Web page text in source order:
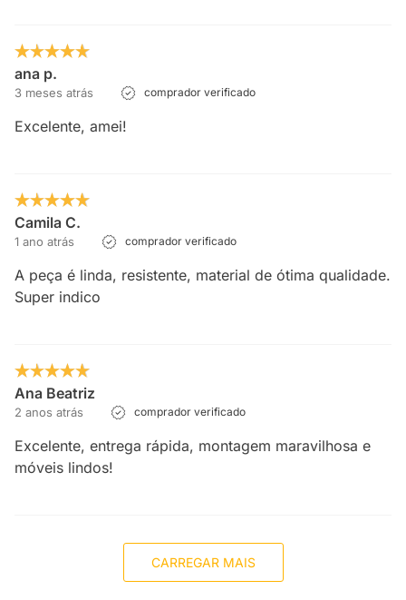
ana p.
3 meses atrás comprador verificado
Excelente, amei!
Camila C.
1 ano atrás comprador verificado
A peça é linda, resistente, material de ótima qualidade.
Super indico
Ana Beatriz
2 anos atrás comprador verificado
Excelente, entrega rápida, montagem maravilhosa e
móveis lindos!
CARREGAR MAIS